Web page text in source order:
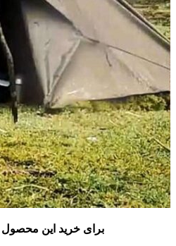
برای خرید این محصول